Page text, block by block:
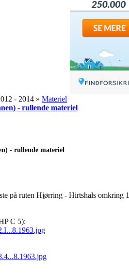
- 2014 » Materiel
- rullende materiel
- rullende materiel
på ruten Hjørring - Hirtshals omkring
C 5):